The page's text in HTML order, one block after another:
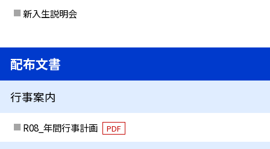
新入生説明会
配布文書
行事案内
R08_年間行事計画 PDF